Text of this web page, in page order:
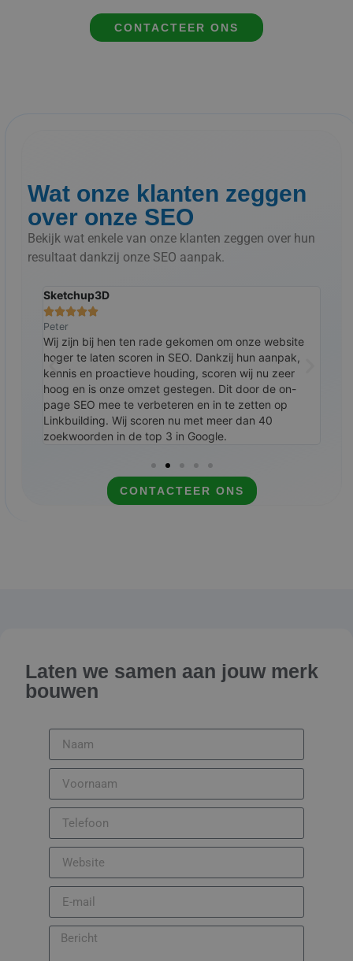
CONTACTEER ONS
Wat onze klanten zeggen
over onze SEO
Bekijk wat enkele van onze klanten zeggen over hun
resultaat dankzij onze SEO aanpak.
Sketchup3D

Peter
Wij zijn bij hen ten rade gekomen om onze website
hoger te laten scoren in SEO. Dankzij hun aanpak,
kennis en proactieve houding, scoren wij nu zeer
hoog en is onze omzet gestegen. Dit door de on-
page SEO mee te verbeteren en in te zetten op
Linkbuilding. Wij scoren nu met meer dan 40
zoekwoorden in de top 3 in Google.
CONTACTEER ONS
Laten we samen aan jouw merk
bouwen